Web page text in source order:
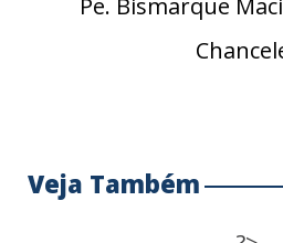
Veja Também